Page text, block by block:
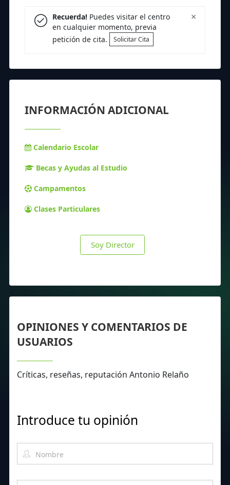
×
Recuerda!Puedes visitar el centro
en cualquier momento, previa
petición de cita.
Solicitar Cita
INFORMACIÓN ADICIONAL
Calendario Escolar
Becas y Ayudas al Estudio
Campamentos
Clases Particulares
Soy Director
OPINIONES Y COMENTARIOS DE
USUARIOS
Críticas, reseñas, reputación Antonio Relaño
Introduce tu opinión